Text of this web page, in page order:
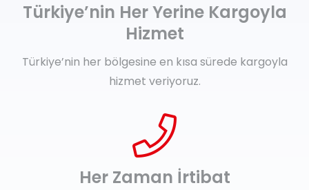
Türkiye’nin Her Yerine Kargoyla
Hizmet
Türkiye’nin her bölgesine en kısa sürede kargoyla
hizmet veriyoruz.
Her Zaman İrtibat